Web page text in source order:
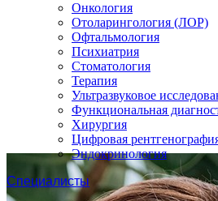
Онкология
Отоларингология (ЛОР)
Офтальмология
Психиатрия
Стоматология
Терапия
Ультразвуковое
Функциональная
Хирургия
Цифровая
Эндокринология
Специалисты